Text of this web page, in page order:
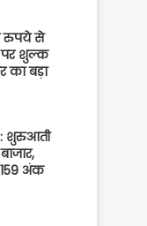
रुपये से
शुल्क
का बड़ा
शुरुआती
अंक